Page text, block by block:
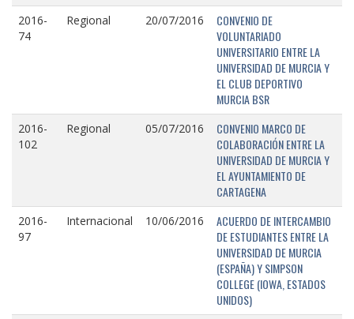
2016-
74
Regional 20/07/2016
CONVENIO DE
VOLUNTARIADO
UNIVERSITARIO ENTRE LA
UNIVERSIDAD DE MURCIA Y
EL CLUB DEPORTIVO
MURCIA BSR
2016-
102
Regional 05/07/2016
CONVENIO MARCO DE
COLABORACIÓN ENTRE LA
UNIVERSIDAD DE MURCIA Y
EL AYUNTAMIENTO DE
CARTAGENA
2016-
97
Internacional 10/06/2016
ACUERDO DE INTERCAMBIO
DE ESTUDIANTES ENTRE LA
UNIVERSIDAD DE MURCIA
(ESPAÑA) Y SIMPSON
COLLEGE (IOWA, ESTADOS
UNIDOS)